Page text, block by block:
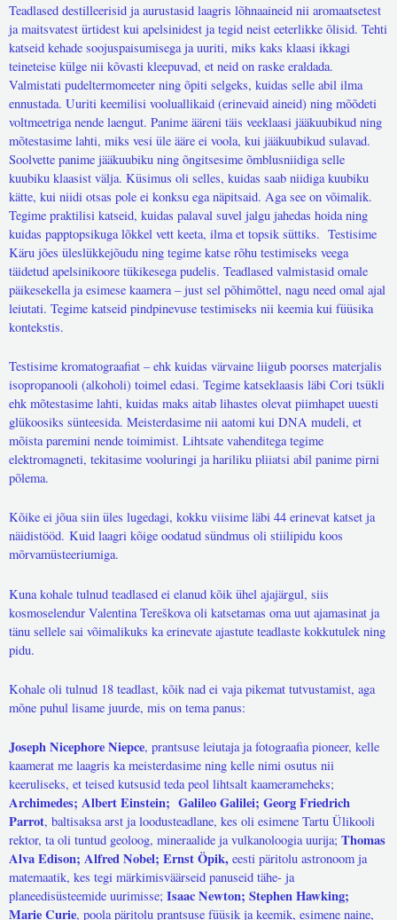
Teadlased destilleerisid ja aurustasid laagris lõhnaaineid nii aromaatsetest
ja maitsvatest ürtidest kui apelsinidest ja tegid neist eeterlikke õlisid. Tehti
katseid kehade soojuspaisumisega ja uuriti, miks kaks klaasi ikkagi
teineteise külge nii kõvasti kleepuvad, et neid on raske eraldada.
Valmistati pudeltermomeeter ning õpiti selgeks, kuidas selle abil ilma
ennustada. Uuriti keemilisi vooluallikaid (erinevaid aineid) ning mõõdeti
voltmeetriga nende laengut. Panime ääreni täis veeklaasi jääkuubikud ning
mõtestasime lahti, miks vesi üle ääre ei voola, kui jääkuubikud sulavad.
Soolvette panime jääkuubiku ning õngitsesime õmblusniidiga selle
kuubiku klaasist välja. Küsimus oli selles, kuidas saab niidiga kuubiku
kätte, kui niidi otsas pole ei konksu ega näpitsaid. Aga see on võimalik.
Tegime praktilisi katseid, kuidas palaval suvel jalgu jahedas hoida ning
kuidas papptopsikuga lõkkel vett keeta, ilma et topsik süttiks. Testisime
Käru jões üleslükkejõudu ning tegime katse rõhu testimiseks veega
täidetud apelsinikoore tükikesega pudelis. Teadlased valmistasid omale
päikesekella ja esimese kaamera – just sel põhimõttel, nagu need omal ajal
leiutati. Tegime katseid pindpinevuse testimiseks nii keemia kui füüsika
kontekstis.
Testisime kromatograafiat – ehk kuidas värvaine liigub poorses materjalis
isopropanooli (alkoholi) toimel edasi. Tegime katseklaasis läbi Cori tsükli
ehk mõtestasime lahti, kuidas maks aitab lihastes olevat piimhapet uuesti
glükoosiks sünteesida. Meisterdasime nii aatomi kui DNA mudeli, et
mõista paremini nende toimimist. Lihtsate vahenditega tegime
elektromagneti, tekitasime vooluringi ja hariliku pliiatsi abil panime pirni
põlema.
Kõike ei jõua siin üles lugedagi, kokku viisime läbi 44 erinevat katset ja
näidistööd. Kuid laagri kõige oodatud sündmus oli stiilipidu koos
mõrvamüsteeriumiga.
Kuna kohale tulnud teadlased ei elanud kõik ühel ajajärgul, siis
kosmoselendur Valentina Tereškova oli katsetamas oma uut ajamasinat ja
tänu sellele sai võimalikuks ka erinevate ajastute teadlaste kokkutulek ning
pidu.
Kohale oli tulnud 18 teadlast, kõik nad ei vaja pikemat tutvustamist, aga
mõne puhul lisame juurde, mis on tema panus:
Joseph Nicephore Niepce, prantsuse leiutaja ja fotograafia pioneer, kelle
kaamerat me laagris ka meisterdasime ning kelle nimi osutus nii
keeruliseks, et teised kutsusid teda peol lihtsalt kaamerameheks;
Archimedes; Albert Einstein; Galileo Galilei; Georg Friedrich
Parrot, baltisaksa arst ja loodusteadlane, kes oli esimene Tartu Ülikooli
rektor, ta oli tuntud geoloog, mineraalide ja vulkanoloogia uurija; Thomas
Alva Edison; Alfred Nobel; Ernst Öpik, eesti päritolu astronoom ja
matemaatik, kes tegi märkimisväärseid panuseid tähe- ja
planeedisüsteemide uurimisse; Isaac Newton; Stephen Hawking;
Marie Curie, poola päritolu prantsuse füüsik ja keemik, esimene naine,